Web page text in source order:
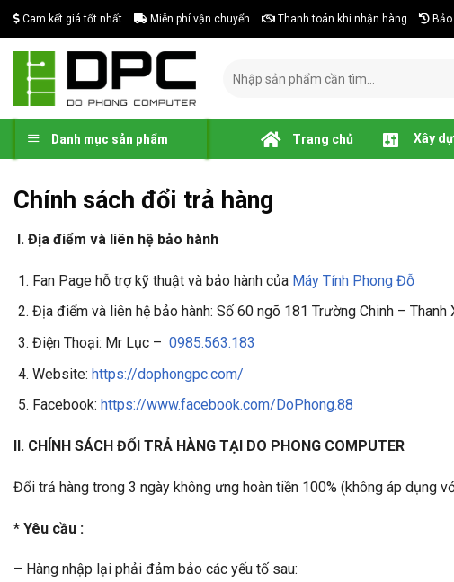
Skip
content
Cam kết giá tốt nhất Miễn phí vận chuyển Thanh toán khi nhận hàng
kiếm:
Danh mục sản phẩm Trang chủ Xây
Chính sách đổi trả hàng
I. Địa điểm và liên hệ bảo hành
Fan Page hỗ trợ kỹ thuật và bảo hành của Máy Tính Phong Đỗ
Địa điểm và liên hệ bảo hành: Số 60 ngõ 181 Trường Chinh – Thanh
Điện Thoại: Mr Lục – 0985.563.183
Website: https://dophongpc.com/
Facebook: https://www.facebook.com/DoPhong.88
II. CHÍNH SÁCH ĐỔI TRẢ HÀNG TẠI DO PHONG COMPUTER
Đổi trả hàng trong 3 ngày không ưng hoàn tiền 100% (không áp dụng
* Yêu cầu :
– Hàng nhập lại phải đảm bảo các yếu tố sau: